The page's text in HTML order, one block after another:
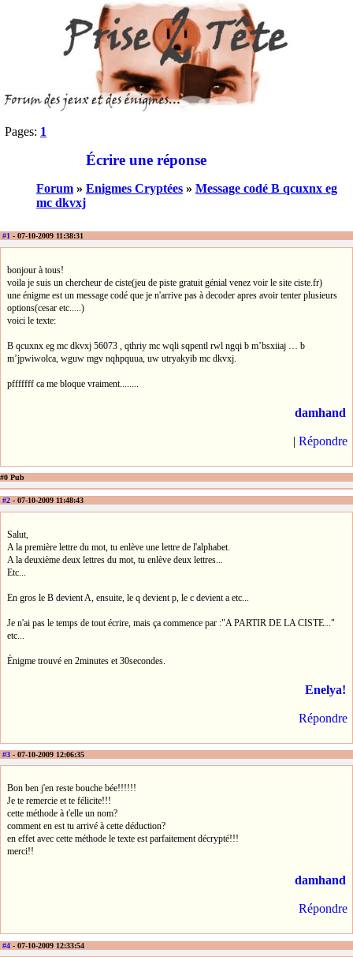
Pages: 1
Écrire une réponse
Forum » Enigmes Cryptées » Message codé B qcuxnx eg
mc dkvxj
#1 - 07-10-2009 11:38:31
bonjour à tous!
voila je suis un chercheur de ciste(jeu de piste gratuit génial venez voir le site ciste.fr)
une énigme est un message codé que je n'arrive pas à decoder apres avoir tenter plusieurs
options(cesar etc.....)
voici le texte:
B qcuxnx eg mc dkvxj 56073 , qthriy mc wqli sqpentl rwl ngqi b m’bsxiiaj … b
m’jpwiwolca, wguw mgv nqhpquua, uw utryakyib mc dkvxj.
pfffffff ca me bloque vraiment........
damhand
| Répondre
#0 Pub
#2 - 07-10-2009 11:48:43
Salut,
A la première lettre du mot, tu enlève une lettre de l'alphabet.
A la deuxième deux lettres du mot, tu enlève deux lettres...
Etc...
En gros le B devient A, ensuite, le q devient p, le c devient a etc...
Je n'ai pas le temps de tout écrire, mais ça commence par :"A PARTIR DE LA CISTE..."
etc...
Énigme trouvé en 2minutes et 30secondes.
Enelya!
Répondre
#3 - 07-10-2009 12:06:35
Bon ben j'en reste bouche bée!!!!!!
Je te remercie et te félicite!!!
cette méthode à t'elle un nom?
comment en est tu arrivé à cette déduction?
en effet avec cette méthode le texte est parfaitement décrypté!!!
merci!!
damhand
Répondre
#4 - 07-10-2009 12:33:54